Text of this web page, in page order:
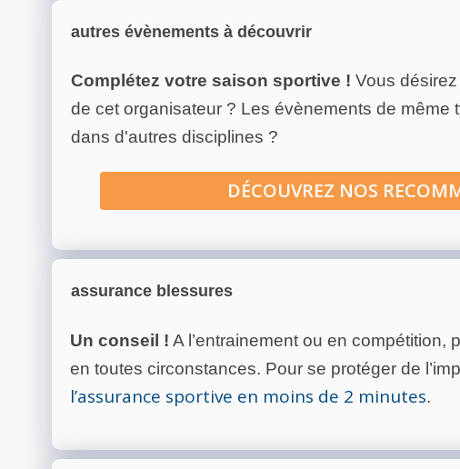
autres évènements à découvrir
Complétez votre saison sportive ! Vous
de cet organisateur ? Les évènements de même
dans d'autres disciplines ?
DÉCOUVREZ NOS
assurance blessures
Un conseil ! A l’entrainement ou en compétition,
en toutes circonstances. Pour se protéger de
l’assurance sportive en moins de 2 minutes.